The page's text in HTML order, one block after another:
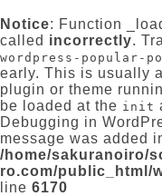
Notice: Function
called incorrectly.
wordpress-popular-
early. This is usually
plugin or theme
be loaded at the init
Debugging in
message was added
/home/sakuranoiro/
ro.com/public_html/
line 6170